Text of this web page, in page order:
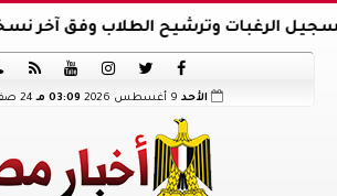





الأحد 03:09 مـ 24 صفر 1448